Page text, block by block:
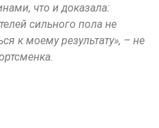
что и доказала:
сильного пола не
к моему результату», – не